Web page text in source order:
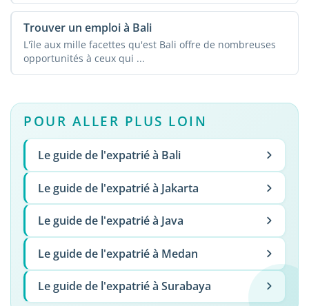
Trouver un emploi à Bali
L'île aux mille facettes qu'est Bali offre de nombreuses
opportunités à ceux qui ...
POUR ALLER PLUS LOIN
Le guide de l'expatrié à Bali
Le guide de l'expatrié à Jakarta
Le guide de l'expatrié à Java
Le guide de l'expatrié à Medan
Le guide de l'expatrié à Surabaya